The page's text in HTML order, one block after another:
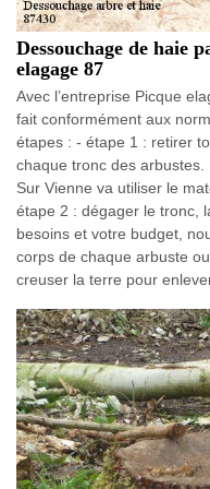
Dessouchage de haie
elagage 87
Avec l’entreprise Picque
fait conformément aux
étapes : - étape 1 : retirer
chaque tronc des arbustes.
Sur Vienne va utiliser le
étape 2 : dégager le tronc,
besoins et votre budget,
corps de chaque arbuste
creuser la terre pour